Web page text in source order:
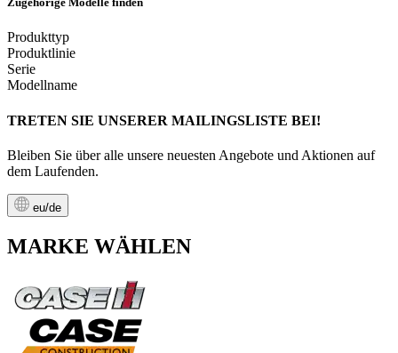
Produkttyp
Produktlinie
Serie
Modellname
TRETEN SIE UNSERER MAILINGSLISTE BEI!
Bleiben Sie über alle unsere neuesten Angebote und Aktionen auf
dem Laufenden.
eu/de
MARKE WÄHLEN